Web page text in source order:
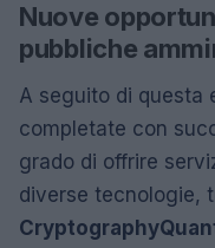
Nuove
pubbliche
A seguito di questa
completate con
grado di offrire
diverse tecnologie,
Cryptography